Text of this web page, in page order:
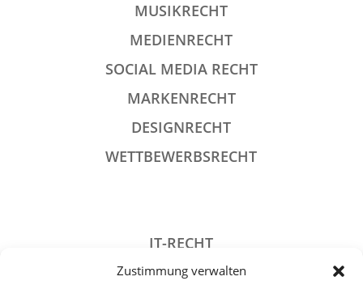
Zustimmung verwalten
MUSIKRECHT
MEDIENRECHT
SOCIAL MEDIA RECHT
MARKENRECHT
DESIGNRECHT
WETTBEWERBSRECHT
IT-RECHT
DATENSCHUTZRECHT